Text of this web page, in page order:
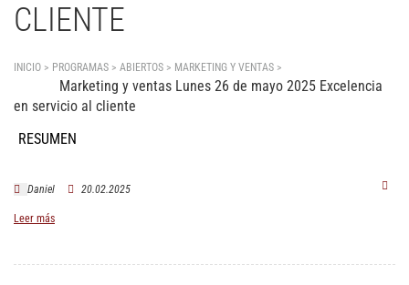
CLIENTE
INICIO > PROGRAMAS > ABIERTOS > MARKETING Y VENTAS >
Marketing y ventas Lunes 26 de mayo 2025 Excelencia
en servicio al cliente
RESUMEN
Daniel 20.02.2025
Leer más